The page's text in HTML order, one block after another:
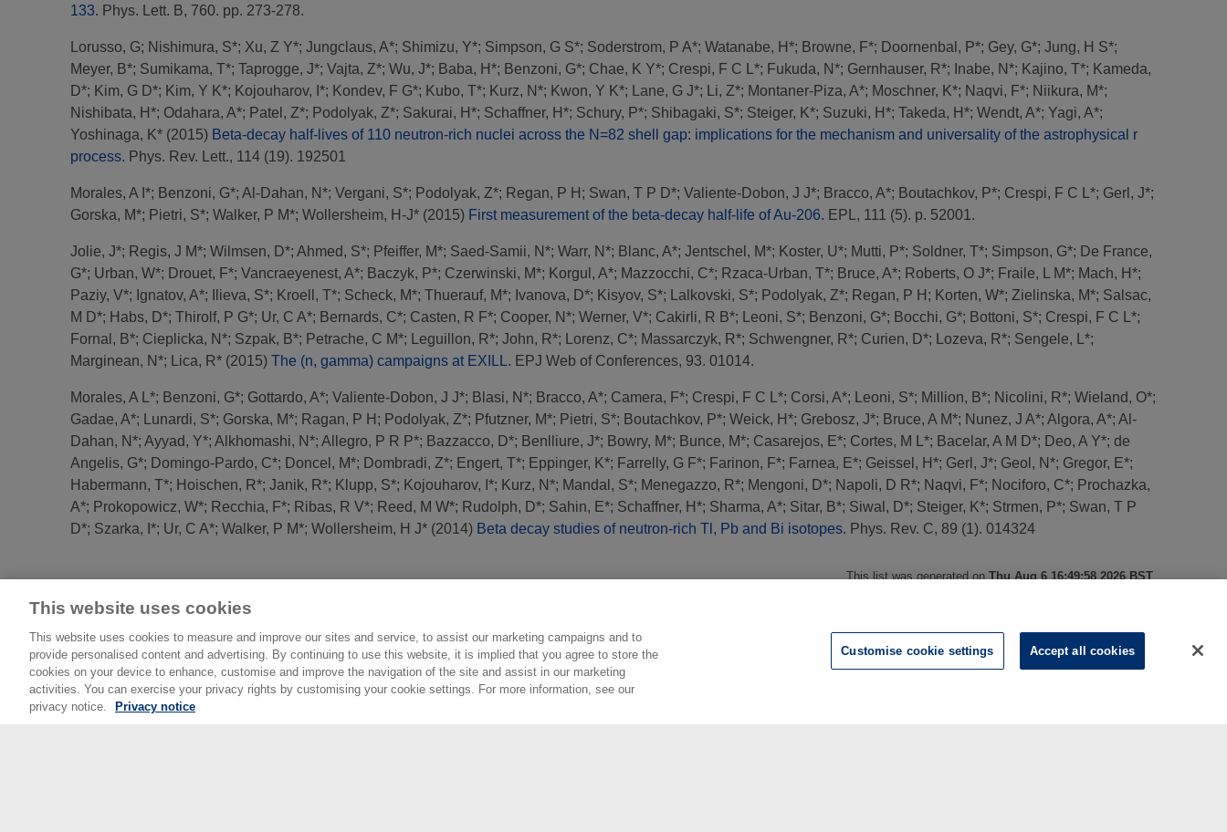
133. Phys. Lett. B, 760. pp. 273-278.
Lorusso, G; Nishimura, S*; Xu, Z Y*; Jungclaus, A*; Shimizu, Y*; Simpson, G S*; Soderstrom, P A*; Watanabe, H*; Browne, F*; Doornenbal, P*; Gey, G*; Jung, H S*;
Meyer, B*; Sumikama, T*; Taprogge, J*; Vajta, Z*; Wu, J*; Baba, H*; Benzoni, G*; Chae, K Y*; Crespi, F C L*; Fukuda, N*; Gernhauser, R*; Inabe, N*; Kajino, T*; Kameda,
D*; Kim, G D*; Kim, Y K*; Kojouharov, I*; Kondev, F G*; Kubo, T*; Kurz, N*; Kwon, Y K*; Lane, G J*; Li, Z*; Montaner-Piza, A*; Moschner, K*; Naqvi, F*; Niikura, M*;
Nishibata, H*; Odahara, A*; Patel, Z*; Podolyak, Z*; Sakurai, H*; Schaffner, H*; Schury, P*; Shibagaki, S*; Steiger, K*; Suzuki, H*; Takeda, H*; Wendt, A*; Yagi, A*;
Yoshinaga, K* (2015) Beta-decay half-lives of 110 neutron-rich nuclei across the N=82 shell gap: implications for the mechanism and universality of the astrophysical r
process. Phys. Rev. Lett., 114 (19). 192501
Morales, A I*; Benzoni, G*; Al-Dahan, N*; Vergani, S*; Podolyak, Z*; Regan, P H ; Swan, T P D*; Valiente-Dobon, J J*; Bracco, A*; Boutachkov, P*; Crespi, F C L*; Gerl, J*;
Gorska, M*; Pietri, S*; Walker, P M*; Wollersheim, H-J* (2015) First measurement of the beta-decay half-life of Au-206. EPL, 111 (5). p. 52001.
Jolie, J*; Regis, J M*; Wilmsen, D*; Ahmed, S*; Pfeiffer, M*; Saed-Samii, N*; Warr, N*; Blanc, A*; Jentschel, M*; Koster, U*; Mutti, P*; Soldner, T*; Simpson, G*; De France,
G*; Urban, W*; Drouet, F*; Vancraeyenest, A*; Baczyk, P*; Czerwinski, M*; Korgul, A*; Mazzocchi, C*; Rzaca-Urban, T*; Bruce, A*; Roberts, O J*; Fraile, L M*; Mach, H*;
Paziy, V*; Ignatov, A*; Ilieva, S*; Kroell, T*; Scheck, M*; Thuerauf, M*; Ivanova, D*; Kisyov, S*; Lalkovski, S*; Podolyak, Z*; Regan, P H ; Korten, W*; Zielinska, M*; Salsac,
M D*; Habs, D*; Thirolf, P G*; Ur, C A*; Bernards, C*; Casten, R F*; Cooper, N*; Werner, V*; Cakirli, R B*; Leoni, S*; Benzoni, G*; Bocchi, G*; Bottoni, S*; Crespi, F C L*;
Fornal, B*; Cieplicka, N*; Szpak, B*; Petrache, C M*; Leguillon, R*; John, R*; Lorenz, C*; Massarczyk, R*; Schwengner, R*; Curien, D*; Lozeva, R*; Sengele, L*;
Marginean, N*; Lica, R* (2015) The (n, gamma) campaigns at EXILL. EPJ Web of Conferences, 93. 01014.
Morales, A L*; Benzoni, G*; Gottardo, A*; Valiente-Dobon, J J*; Blasi, N*; Bracco, A*; Camera, F*; Crespi, F C L*; Corsi, A*; Leoni, S*; Million, B*; Nicolini, R*; Wieland, O*;
Gadae, A*; Lunardi, S*; Gorska, M*; Ragan, P H ; Podolyak, Z*; Pfutzner, M*; Pietri, S*; Boutachkov, P*; Weick, H*; Grebosz, J*; Bruce, A M*; Nunez, J A*; Algora, A*; Al-
Dahan, N*; Ayyad, Y*; Alkhomashi, N*; Allegro, P R P*; Bazzacco, D*; Benlliure, J*; Bowry, M*; Bunce, M*; Casarejos, E*; Cortes, M L*; Bacelar, A M D*; Deo, A Y*; de
Angelis, G*; Domingo-Pardo, C*; Doncel, M*; Dombradi, Z*; Engert, T*; Eppinger, K*; Farrelly, G F*; Farinon, F*; Farnea, E*; Geissel, H*; Gerl, J*; Geol, N*; Gregor, E*;
Habermann, T*; Hoischen, R*; Janik, R*; Klupp, S*; Kojouharov, I*; Kurz, N*; Mandal, S*; Menegazzo, R*; Mengoni, D*; Napoli, D R*; Naqvi, F*; Nociforo, C*; Prochazka,
A*; Prokopowicz, W*; Recchia, F*; Ribas, R V*; Reed, M W*; Rudolph, D*; Sahin, E*; Schaffner, H*; Sharma, A*; Sitar, B*; Siwal, D*; Steiger, K*; Strmen, P*; Swan, T P
D*; Szarka, I*; Ur, C A*; Walker, P M*; Wollersheim, H J* (2014) Beta decay studies of neutron-rich Tl, Pb and Bi isotopes. Phys. Rev. C, 89 (1). 014324
This list was generated on Thu Aug 6 16:49:58 2026 BST
This website uses cookies
This website uses cookies to measure and improve our sites and service, to assist our marketing campaigns and to
provide personalised content and advertising. By continuing to use this website, it is implied that you agree to store the
cookies on your device to enhance, customise and improve the navigation of the site and assist in our marketing
activities. You can exercise your privacy rights by customising your cookie settings. For more information, see our
privacy notice.
Privacy notice
Customise cookie settings Accept all cookies